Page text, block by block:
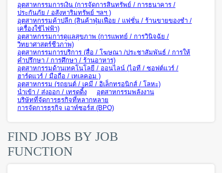
อุตสาหกรรมการเงิน (การจัดการสินทรัพย์ / การธนาคาร /
ประกันภัย / อสังหาริมทรัพย์ ฯลฯ )
อุตสาหกรรมค้าปลีก (สินค้าฟุ่มเฟือย / แฟชั่น / ร้านขายของชำ /
เครื่องใช้ไฟฟ้า)
อุตสาหกรรมการดูแลสุขภาพ (การแพทย์ / การวินิจฉัย /
วิทยาศาสตร์ชีวภาพ)
อุตสาหกรรมการบริการ (สื่อ / โฆษณา /ประชาสัมพันธ์ / การให้
คำปรึกษา / การศึกษา / ร้านอาหาร)
อุตสาหกรรมด้านเทคโนโลยี / ออนไลน์ (ไอที / ซอฟต์แวร์ /
ฮาร์ดแวร์ / มือถือ / เทเลคอม )
อุตสาหกรรม (รถยนต์ / เคมี / อิเล็กทรอนิกส์ / โลหะ)
นำเข้า / ส่งออก / เทรดดิ้ง
อุตสาหกรรมพลังงาน
บริษัทที่จัดการธุรกิจที่หลากหลาย
การจัดการธุรกิจ เอาท์ซอร์ส (BPO)
FIND JOBS BY JOB
FUNCTION